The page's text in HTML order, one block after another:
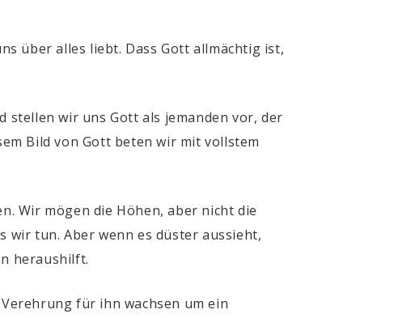
über alles liebt. Dass Gott allmächtig ist,
stellen wir uns Gott als jemanden vor, der
Bild von Gott beten wir mit vollstem
Wir mögen die Höhen, aber nicht die
wir tun. Aber wenn es düster aussieht,
heraushilft.
für ihn wachsen um ein